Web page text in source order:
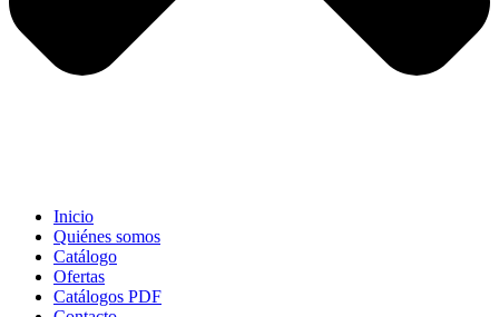
Inicio
Quiénes somos
Catálogo
Ofertas
Catálogos PDF